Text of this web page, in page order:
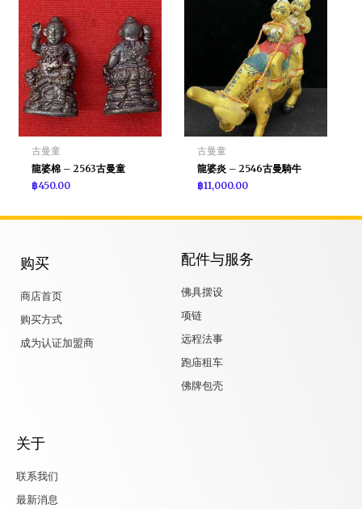
古曼童
龍婆棉 – 2563古曼童
฿450.00
古曼童
龍婆炎 – 2546古曼騎牛
฿11,000.00
购买
商店首页
购买方式
成为认证加盟商
配件与服务
佛具摆设
项链
远程法事
跑庙租车
佛牌包壳
关于
联系我们
最新消息